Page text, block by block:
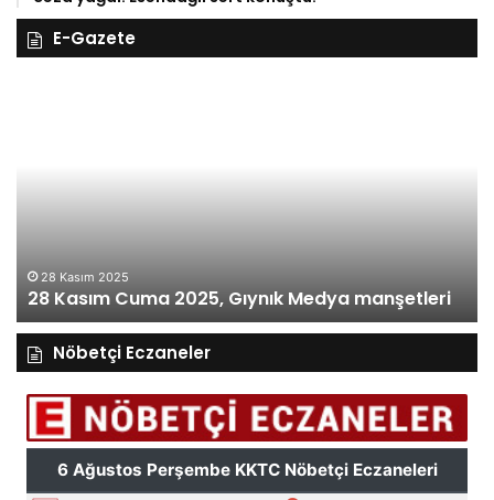
E-Gazete
Gıynık Medya manşetleri
manşetleri
Nöbetçi Eczaneler